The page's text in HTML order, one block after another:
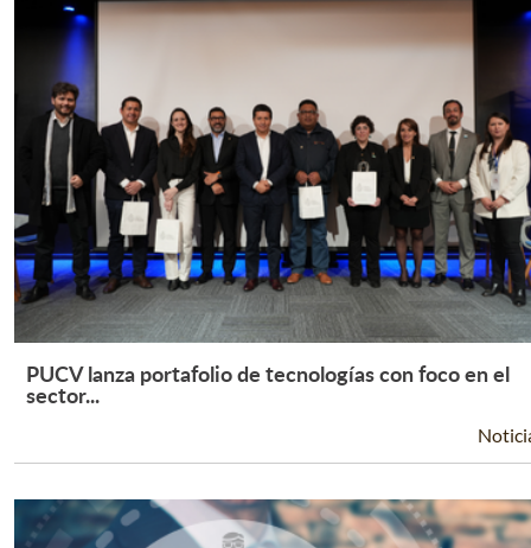
Leer Más +
PUCV lanza portafolio de tecnologías con foco en el
sector...